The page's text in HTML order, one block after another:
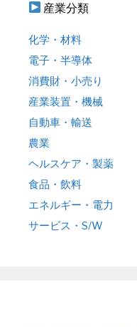
産業分類
化学・材料
電子・半導体
消費財・小売り
産業装置・機械
自動車・輸送
農業
ヘルスケア・製薬
食品・飲料
エネルギー・電力
サービス・S/W